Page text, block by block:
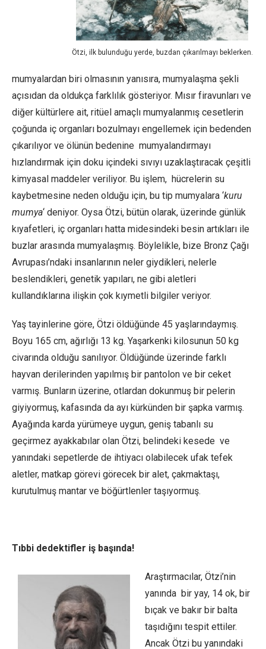
Ötzi, ilk bulunduğu yerde, buzdan çıkarılmayı beklerken.
mumyalardan biri olmasının yanısıra, mumyalaşma şekli
açısıdan da oldukça farklılık gösteriyor. Mısır firavunları ve
diğer kültürlere ait, ritüel amaçlı mumyalanmış cesetlerin
çoğunda iç organları bozulmayı engellemek için bedenden
çıkarılıyor ve ölünün bedenine mumyalandırmayı
hızlandırmak için doku içindeki sıvıyı uzaklaştıracak çeşitli
kimyasal maddeler veriliyor. Bu işlem, hücrelerin su
kaybetmesine neden olduğu için, bu tip mumyalara ‘kuru
mumya‘ deniyor. Oysa Ötzi, bütün olarak, üzerinde günlük
kıyafetleri, iç organları hatta midesindeki besin artıkları ile
buzlar arasında mumyalaşmış. Böylelikle, bize Bronz Çağı
Avrupası’ndaki insanlarının neler giydikleri, nelerle
beslendikleri, genetik yapıları, ne gibi aletleri
kullandıklarına ilişkin çok kıymetli bilgiler veriyor.
Yaş tayinlerine göre, Ötzi öldüğünde 45 yaşlarındaymış.
Boyu 165 cm, ağırlığı 13 kg. Yaşarkenki kilosunun 50 kg
civarında olduğu sanılıyor. Öldüğünde üzerinde farklı
hayvan derilerinden yapılmış bir pantolon ve bir ceket
varmış. Bunların üzerine, otlardan dokunmuş bir pelerin
giyiyormuş, kafasında da ayı kürkünden bir şapka varmış.
Ayağında karda yürümeye uygun, geniş tabanlı su
geçirmez ayakkabılar olan Ötzi, belindeki kesede ve
yanındaki sepetlerde de ihtiyacı olabilecek ufak tefek
aletler, matkap görevi görecek bir alet, çakmaktaşı,
kurutulmuş mantar ve böğürtlenler taşıyormuş.
Tıbbi dedektifler iş başında!
Araştırmacılar, Ötzi’nin
yanında bir yay, 14 ok, bir
bıçak ve bakır bir balta
taşıdığını tespit ettiler.
Ancak Ötzi bu yanındaki